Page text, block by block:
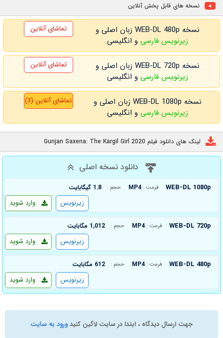
نسخه های قابل پخش آنلاین
نسخه WEB-DL 480p زبان اصلی و
زیرنویس فارسی و انگلیسی
تماشای آنلاین
نسخه WEB-DL 720p زبان اصلی و
زیرنویس فارسی و انگلیسی
تماشای آنلاین
نسخه WEB-DL 1080p زبان اصلی و
زیرنویس فارسی و انگلیسی
تماشای آنلاین (3)
لینک های دانلود فیلم Gunjan Saxena: The Kargil Girl 2020
دانلود نسخه اصلی
WEB-DL 1080p فرمت : MP4 حجم : 1.8 گیگابایت
وارد شوید زیرنویس
WEB-DL 720p فرمت : MP4 حجم : 1,012 مگابایت
وارد شوید زیرنویس
WEB-DL 480p فرمت : MP4 حجم : 612 مگابایت
وارد شوید زیرنویس
جهت ارسال دیدگاه ، ابتدا در سایت لاگین کنیدورود به سایت